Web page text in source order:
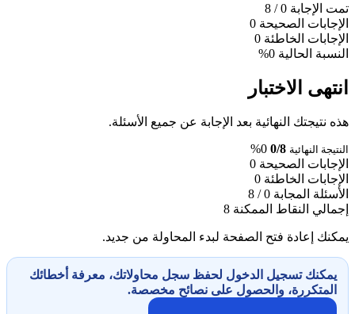
تمت الإجابة 0
/ 8
الإجابات الصحيحة 0
الإجابات الخاطئة 0
النسبة الحالية 0%
انتهى الاختبار
هذه نتيجتك النهائية بعد الإجابة عن جميع الأسئلة.
النتيجة النهائية 0/8
0%
الإجابات الصحيحة 0
الإجابات الخاطئة 0
الأسئلة المجابة 0 / 8
إجمالي النقاط الممكنة 8
يمكنك إعادة فتح الصفحة لبدء المحاولة من جديد.
يمكنك تسجيل الدخول لحفظ سجل محاولاتك، معرفة أخطائك
المتكررة، والحصول على نصائح مخصصة.